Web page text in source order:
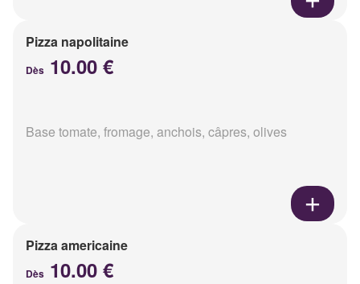
Pizza napolitaine
Dès 10.00 €
Base tomate, fromage, anchois, câpres, olives
Pizza americaine
Dès 10.00 €